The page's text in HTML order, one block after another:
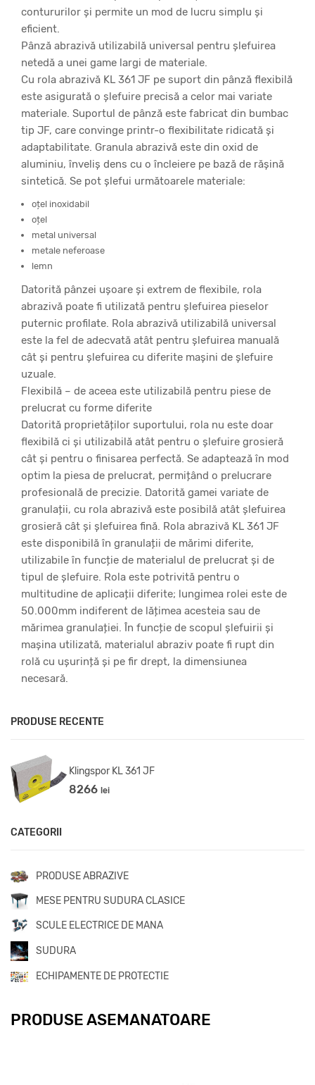
PRODUSE RECENTE
Klingspor KL 361 JF
8266 lei
CATEGORII
PRODUSE ABRAZIVE
MESE PENTRU SUDURA CLASICE
SCULE ELECTRICE DE MANA
SUDURA
ECHIPAMENTE DE PROTECTIE
contururilor și permite un mod de lucru simplu și
eficient.
Pânză abrazivă utilizabilă universal pentru șlefuirea
netedă a unei game largi de materiale.
Cu rola abrazivă KL 361 JF pe suport din pânză flexibilă
este asigurată o șlefuire precisă a celor mai variate
materiale. Suportul de pânză este fabricat din bumbac
tip JF, care convinge printr-o flexibilitate ridicată și
adaptabilitate. Granula abrazivă este din oxid de
aluminiu, înveliș dens cu o încleiere pe bază de rășină
sintetică. Se pot șlefui următoarele materiale:
oțel inoxidabil
oțel
metal universal
metale neferoase
lemn
Datorită pânzei ușoare și extrem de flexibile, rola
abrazivă poate fi utilizată pentru șlefuirea pieselor
puternic profilate. Rola abrazivă utilizabilă universal
este la fel de adecvată atât pentru șlefuirea manuală
cât și pentru șlefuirea cu diferite mașini de șlefuire
uzuale.
Flexibilă – de aceea este utilizabilă pentru piese de
prelucrat cu forme diferite
Datorită proprietăților suportului, rola nu este doar
flexibilă ci și utilizabilă atât pentru o șlefuire grosieră
cât și pentru o finisarea perfectă. Se adaptează în mod
optim la piesa de prelucrat, permițând o prelucrare
profesională de precizie. Datorită gamei variate de
granulații, cu rola abrazivă este posibilă atât șlefuirea
grosieră cât și șlefuirea fină. Rola abrazivă KL 361 JF
este disponibilă în granulații de mărimi diferite,
utilizabile în funcție de materialul de prelucrat și de
tipul de șlefuire. Rola este potrivită pentru o
multitudine de aplicații diferite; lungimea rolei este de
50.000mm indiferent de lățimea acesteia sau de
mărimea granulației. În funcție de scopul șlefuirii și
mașina utilizată, materialul abraziv poate fi rupt din
rolă cu ușurință și pe fir drept, la dimensiunea
necesară.
PRODUSE ASEMANATOARE